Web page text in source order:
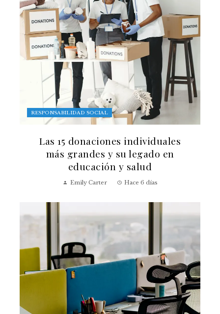
RESPONSABILIDAD SOCIAL
Las 15 donaciones individuales
más grandes y su legado en
educación y salud
Emily Carter Hace 6 días